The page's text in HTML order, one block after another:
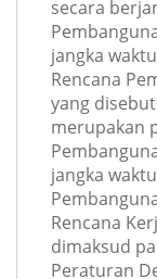
secara
jangka
Rencana
yang
merupakan
jangka
Rencana
dimaksud
Peraturan